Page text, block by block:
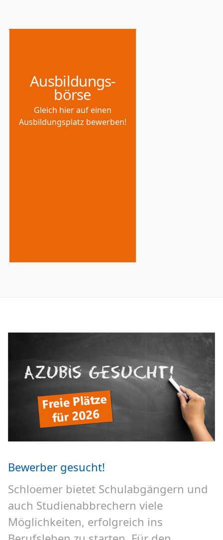
Ausbildungs-
börse
Gleich hier auf einen
Ausbildungsplatz bewerben!
Bewerber gesucht!
Schloemer bietet Schulabgängern und
auch Studienabbrechern viele
Möglichkeiten, erfolgreich ins